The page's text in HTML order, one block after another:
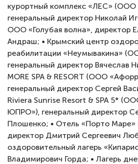
курортный комплекс «ЛЕС» (ООО
генеральный директор Николай
ООО «Голубая волна», директор
Андраш; • Крымский центр
реабилитации «Неумывакина»
генеральный директор Вячеслав
MORE SPA & RESORT (ООО
генеральный директор Сергей
Riviera Sunrise Resort & SPA 5*
ЮПРО»), генеральный директор
Плошенко; • Отель «Порто
директор Дмитрий Сергеевич
оздоровительный лагерь
Владимирович Горда; • Лагерь